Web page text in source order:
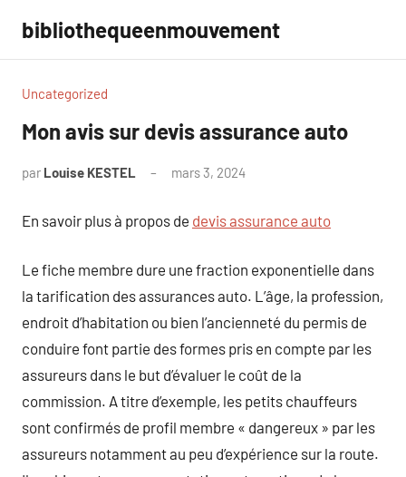
contenu
bibliothequeenmouvement
Uncategorized
Mon avis sur devis assurance auto
par Louise KESTEL mars 3, 2024
En savoir plus à propos de devis assurance auto
Le fiche membre dure une fraction exponentielle dans
la tarification des assurances auto. L’âge, la profession,
endroit d’habitation ou bien l’ancienneté du permis de
conduire font partie des formes pris en compte par les
assureurs dans le but d’évaluer le coût de la
commission. A titre d’exemple, les petits chauffeurs
sont confirmés de profil membre « dangereux » par les
assureurs notamment au peu d’expérience sur la route.